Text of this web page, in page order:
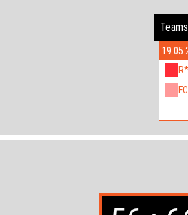
Teams